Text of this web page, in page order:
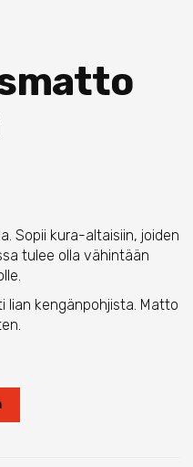
Sopii kura-altaisiin, joiden
tulee olla vähintään
lian kengänpohjista. Matto